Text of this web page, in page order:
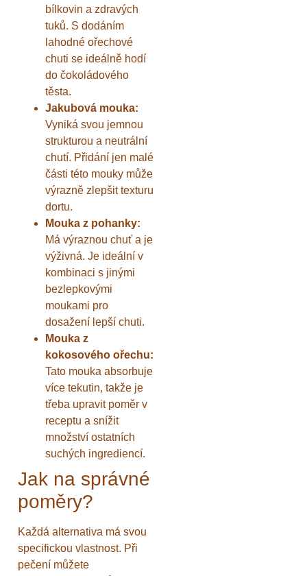
bílkovin a zdravých
tuků. S dodáním
lahodné ořechové
chuti se ideálně hodí
do čokoládového
těsta.
Jakubová mouka:
Vyniká svou jemnou
strukturou a neutrální
chutí. Přidání jen malé
části této mouky může
výrazně zlepšit texturu
dortu.
Mouka z pohanky:
Má výraznou chuť a je
výživná. Je ideální v
kombinaci s jinými
bezlepkovými
moukami pro
dosažení lepší chuti.
Mouka z
kokosového ořechu:
Tato mouka absorbuje
více tekutin, takže je
třeba upravit poměr v
receptu a snížit
množství ostatních
suchých ingrediencí.
Jak na správné
poměry?
Každá alternativa má svou
specifickou vlastnost. Při
pečení můžete